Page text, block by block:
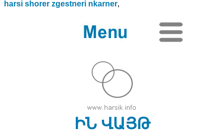
harsi shorer zgestneri nkarner,
ԻՆ ՎԱՅԹ